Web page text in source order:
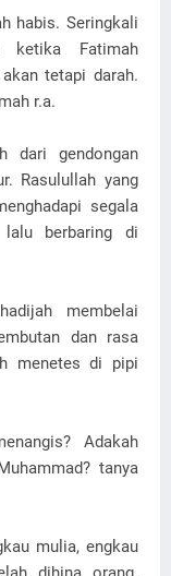
habis. Seringkali
ketika Fatimah
tetapi darah.
r.a.
dari gendongan
Rasulullah yang
segala
berbaring di
membelai
dan rasa
menetes di pipi
Adakah
tanya
mulia, engkau